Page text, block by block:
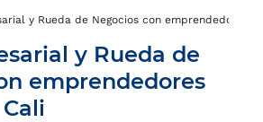
y Rueda de Negocios con emprendedores
y Rueda de
emprendedores